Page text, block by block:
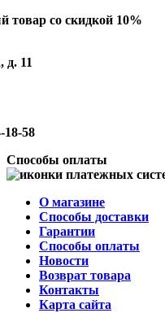
товар со скидкой 10%
д. 11
18-58
Способы оплаты
О магазине
Способы доставки
Гарантии
Способы оплаты
Новости
Возврат товара
Контакты
Карта сайта